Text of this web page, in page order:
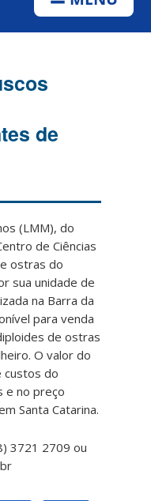
de
(LMM), do
de Ciências
ostras do
sua unidade de
na Barra da
para venda
de ostras
O valor do
custos do
e no preço
Santa Catarina.
3721 2709 ou